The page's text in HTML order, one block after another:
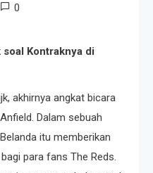
0
soal Kontraknya di
akhirnya angkat bicara
Dalam sebuah
itu memberikan
para fans The Reds.